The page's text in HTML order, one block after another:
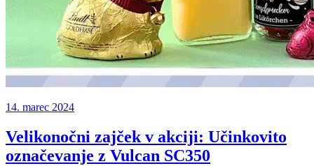
14. marec 2024
Velikonočni zajček v akciji: Učinkovito
označevanje z Vulcan SC350